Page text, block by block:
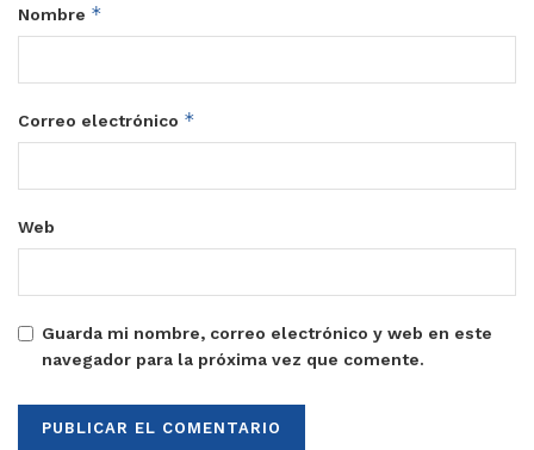
Nombre *
Correo electrónico *
Web
Guarda mi nombre, correo electrónico y web en este
navegador para la próxima vez que comente.